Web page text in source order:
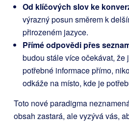
Od klíčových slov ke
výrazný posun směrem k
přirozeném jazyce.
Přímé odpovědi přes
budou stále více očekávat, že
potřebné informace přímo,
odkáže na místo, kde je
Toto nové paradigma
obsah zastará, ale vyzývá vás,